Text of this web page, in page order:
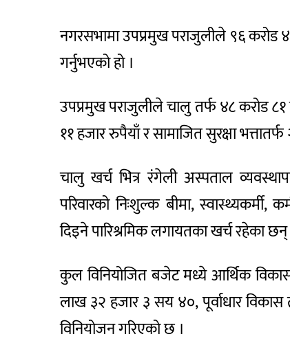
नगरसभामा उपप्रमुख पराजुलीले ९६
गर्नुभएको हो ।
उपप्रमुख पराजुलीले चालु तर्फ ४८ करोड
११ हजार रुपैयाँ र सामाजित सुरक्षा
चालु खर्च भित्र रंगेली अस्पताल
परिवारको निःशुल्क बीमा, स्वास्थ्यकर्मी,
दिइने पारिश्रमिक लगायतका खर्च रहेका छन्
कुल विनियोजित बजेट मध्ये आर्थिक
लाख ३२ हजार ३ सय ४०, पूर्वाधार
विनियोजन गरिएको छ ।